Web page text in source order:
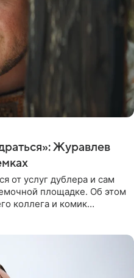
Журавлев
от услуг дублера и сам
площадке. Об этом
коллега и комик